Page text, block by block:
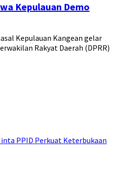
Kepulauan Demo
Kepulauan Kangean gelar
Rakyat Daerah (DPRR)
PPID Perkuat Keterbukaan